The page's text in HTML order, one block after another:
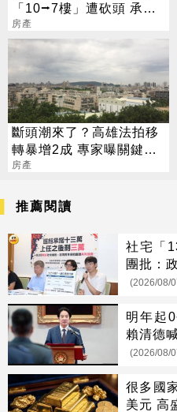
「10⭢7樓」遭砍頭 承購
戶泣：還我一個家
房產
斷頭潮來了？高雄法拍移
轉暴增2成 專家曝關鍵原
因
房產
推薦閱讀
社宅「
團批：
(2026/08/
明年起
賴清德
(2026/08/
很多國
美元 高